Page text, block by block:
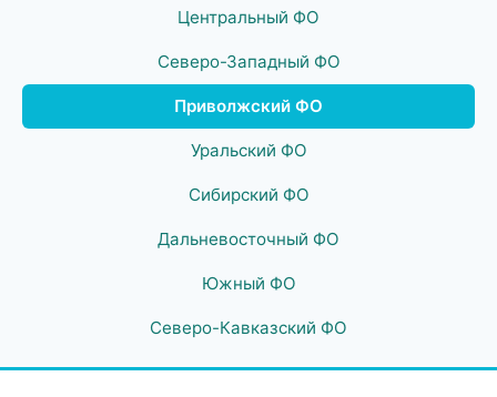
Центральный ФО
Северо-Западный ФО
Приволжский ФО
Уральский ФО
Сибирский ФО
Дальневосточный ФО
Южный ФО
Северо-Кавказский ФО